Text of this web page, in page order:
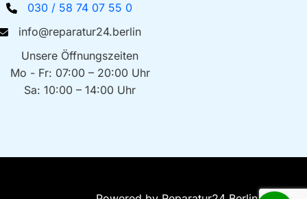
030 / 58 74 07 55 0
info@reparatur24.berlin
Unsere Öffnungszeiten
Mo - Fr: 07:00 – 20:00 Uhr
Sa: 10:00 – 14:00 Uhr